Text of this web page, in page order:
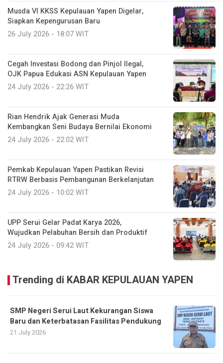
Musda VI KKSS Kepulauan Yapen Digelar,
Siapkan Kepengurusan Baru
26 July 2026 - 18:07 WIT
Cegah Investasi Bodong dan Pinjol Ilegal,
OJK Papua Edukasi ASN Kepulauan Yapen
24 July 2026 - 22:26 WIT
Rian Hendrik Ajak Generasi Muda
Kembangkan Seni Budaya Bernilai Ekonomi
24 July 2026 - 22:02 WIT
Pemkab Kepulauan Yapen Pastikan Revisi
RTRW Berbasis Pembangunan Berkelanjutan
24 July 2026 - 10:02 WIT
UPP Serui Gelar Padat Karya 2026,
Wujudkan Pelabuhan Bersih dan Produktif
24 July 2026 - 09:42 WIT
Trending di KABAR KEPULAUAN YAPEN
SMP Negeri Serui Laut Kekurangan Siswa
Baru dan Keterbatasan Fasilitas Pendukung
21 July 2026